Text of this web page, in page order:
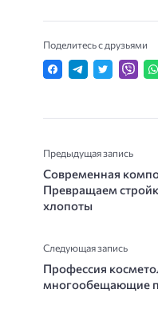
Поделитесь с друзьями
Предыдущая запись
Современная
Превращаем
хлопоты
Следующая запись
Профессия
многообещающие